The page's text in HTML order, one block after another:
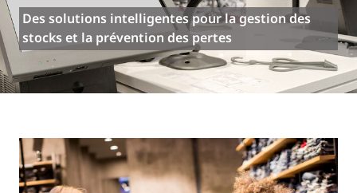
Des solutions intelligentes pour la gestion des
stocks et la prévention des pertes